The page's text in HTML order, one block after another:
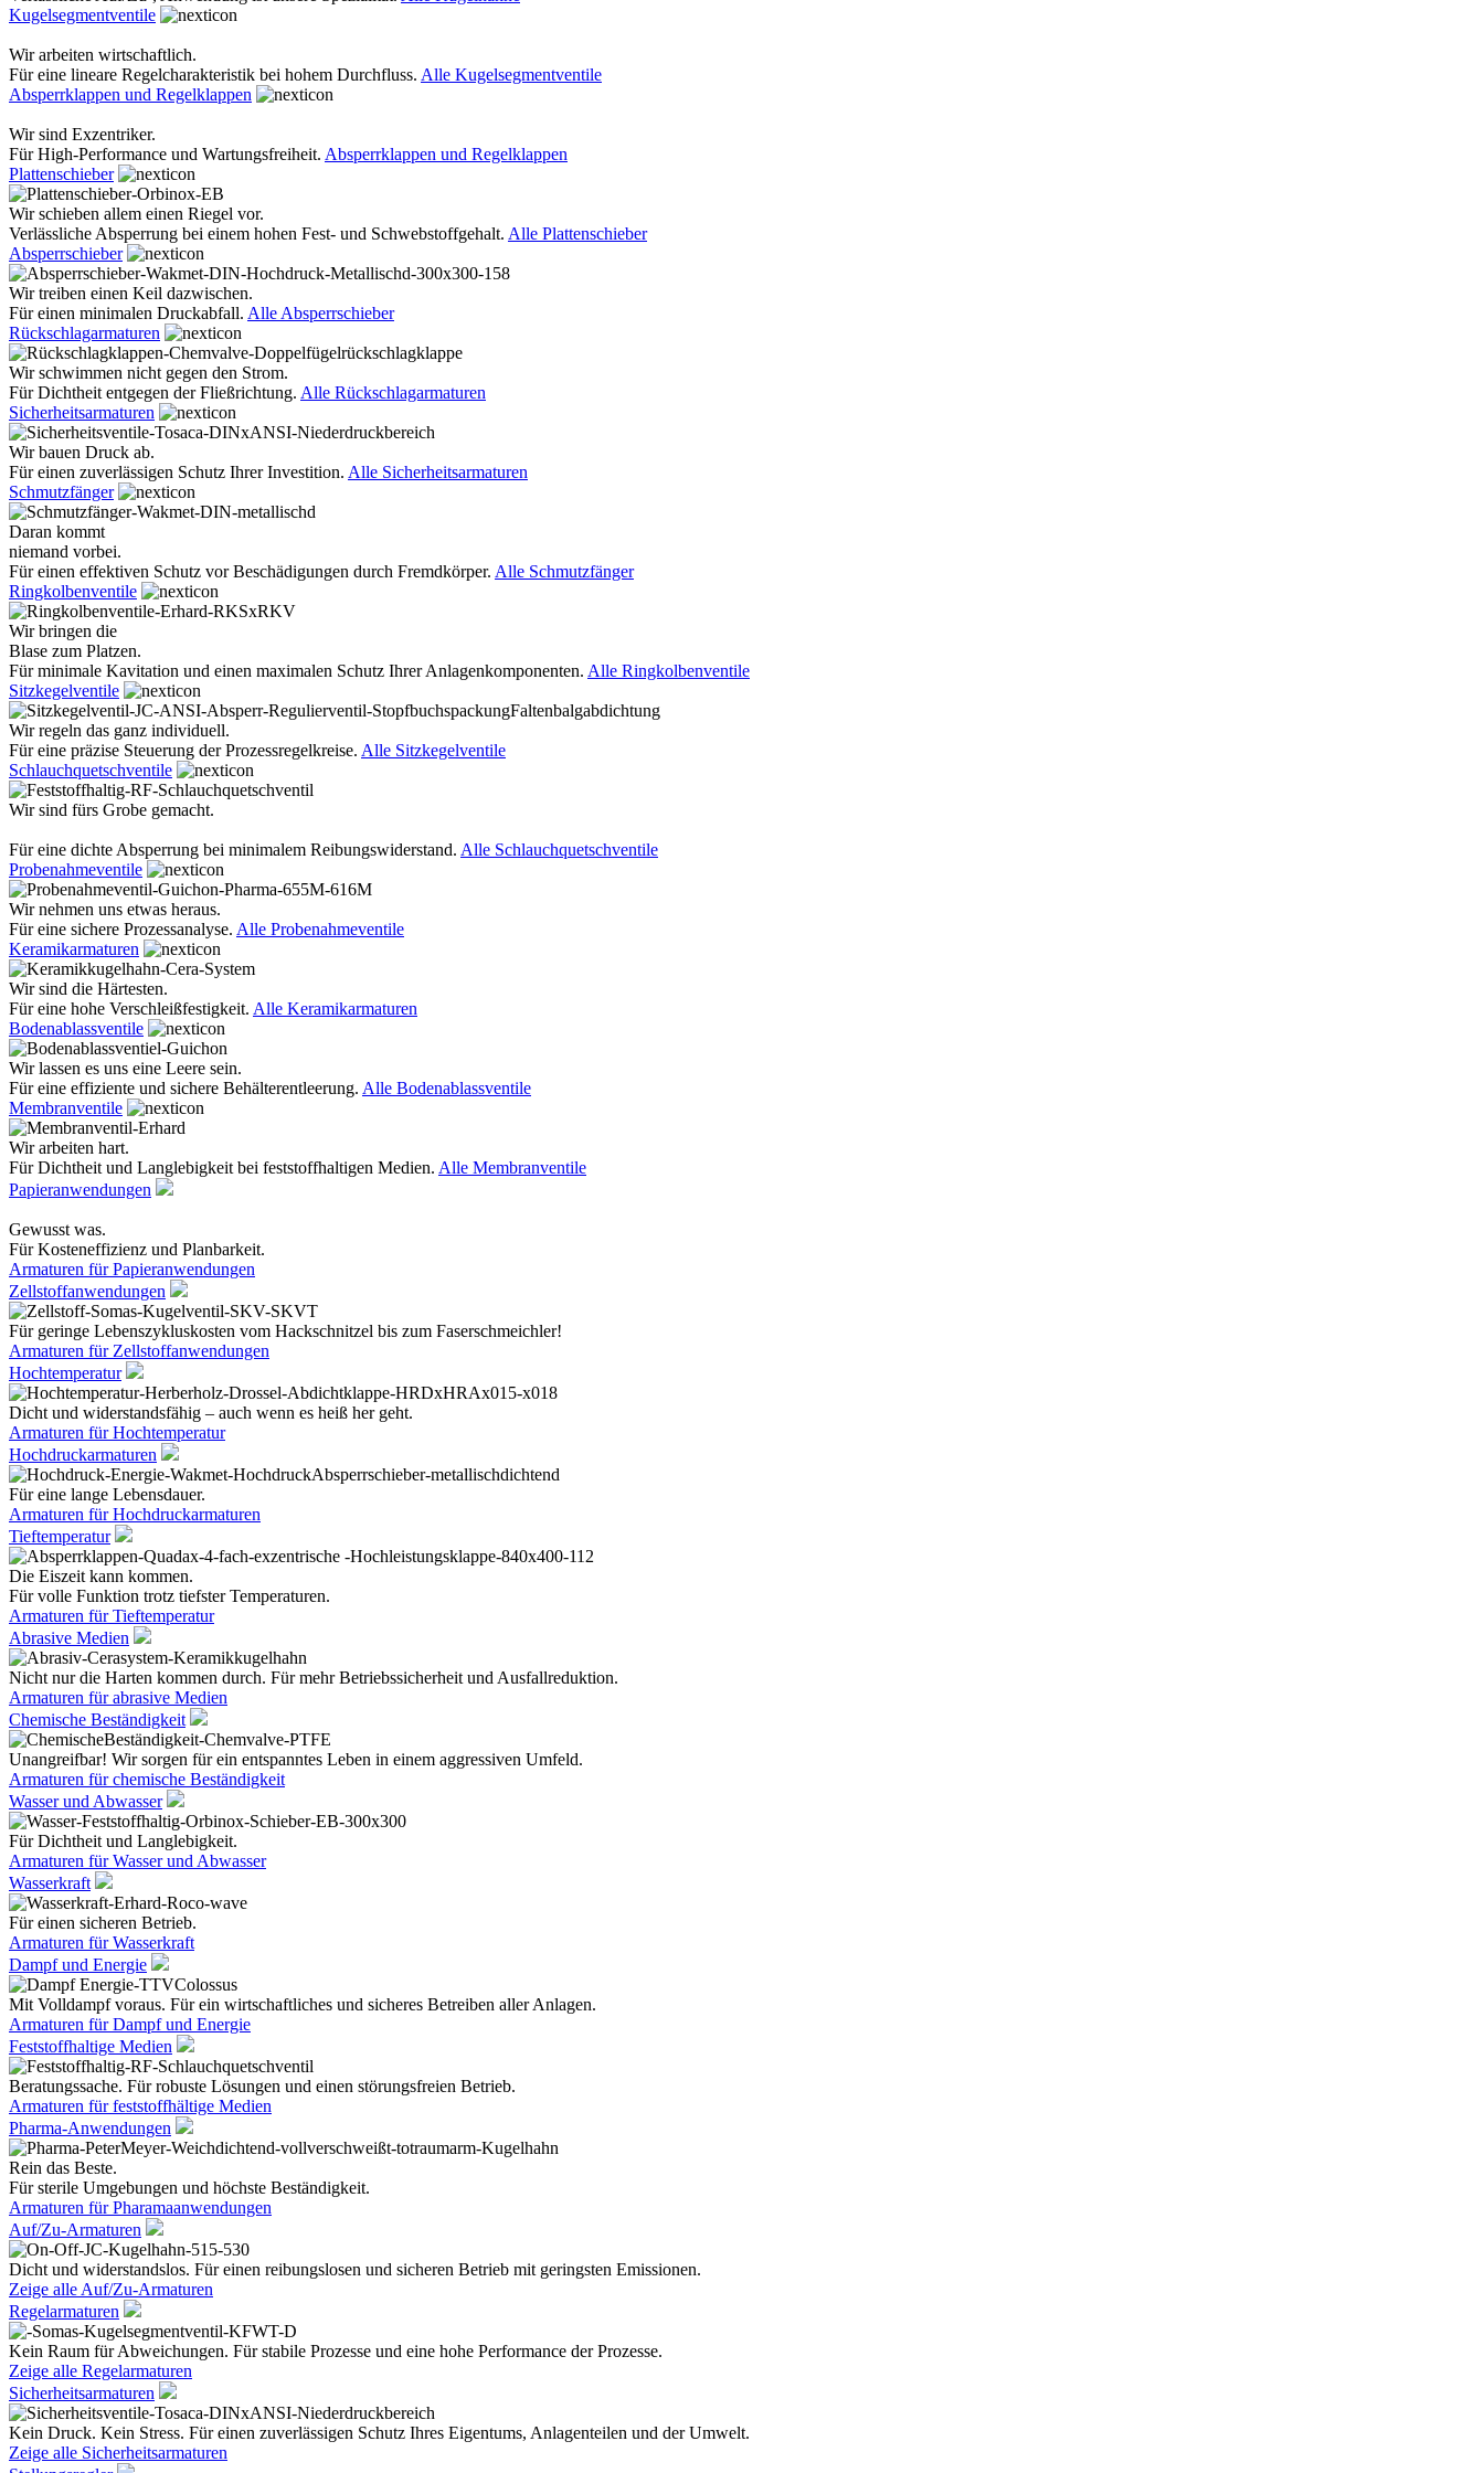
Kugelsegmentventile
Wir arbeiten wirtschaftlich.
Für eine lineare Regelcharakteristik bei hohem Durchfluss. Alle Kugelsegmentventile
Absperrklappen und Regelklappen
Wir sind Exzentriker.
Für High-Performance und Wartungsfreiheit. Absperrklappen und Regelklappen
Plattenschieber
Wir schieben allem einen Riegel vor.
Verlässliche Absperrung bei einem hohen Fest- und Schwebstoffgehalt. Alle Plattenschieber
Absperrschieber
Wir treiben einen Keil dazwischen.
Für einen minimalen Druckabfall. Alle Absperrschieber
Rückschlagarmaturen
Wir schwimmen nicht gegen den Strom.
Für Dichtheit entgegen der Fließrichtung. Alle Rückschlagarmaturen
Sicherheitsarmaturen
Wir bauen Druck ab.
Für einen zuverlässigen Schutz Ihrer Investition. Alle Sicherheitsarmaturen
Schmutzfänger
Daran kommt
niemand vorbei.
Für einen effektiven Schutz vor Beschädigungen durch Fremdkörper. Alle Schmutzfänger
Ringkolbenventile
Wir bringen die
Blase zum Platzen.
Für minimale Kavitation und einen maximalen Schutz Ihrer Anlagenkomponenten. Alle Ringkolbenventile
Sitzkegelventile
Wir regeln das ganz individuell.
Für eine präzise Steuerung der Prozessregelkreise. Alle Sitzkegelventile
Schlauchquetschventile
Wir sind fürs Grobe gemacht.
Für eine dichte Absperrung bei minimalem Reibungswiderstand. Alle Schlauchquetschventile
Probenahmeventile
Wir nehmen uns etwas heraus.
Für eine sichere Prozessanalyse. Alle Probenahmeventile
Keramikarmaturen
Wir sind die Härtesten.
Für eine hohe Verschleißfestigkeit. Alle Keramikarmaturen
Bodenablassventile
Wir lassen es uns eine Leere sein.
Für eine effiziente und sichere Behälterentleerung. Alle Bodenablassventile
Membranventile
Wir arbeiten hart.
Für Dichtheit und Langlebigkeit bei feststoffhaltigen Medien. Alle Membranventile
Papieranwendungen
Gewusst was.
Für Kosteneffizienz und Planbarkeit.
Armaturen für Papieranwendungen
Zellstoffanwendungen
Für geringe Lebenszykluskosten vom Hackschnitzel bis zum Faserschmeichler!
Armaturen für Zellstoffanwendungen
Hochtemperatur
Dicht und widerstandsfähig – auch wenn es heiß her geht.
Armaturen für Hochtemperatur
Hochdruckarmaturen
Für eine lange Lebensdauer.
Armaturen für Hochdruckarmaturen
Tieftemperatur
Die Eiszeit kann kommen.
Für volle Funktion trotz tiefster Temperaturen.
Armaturen für Tieftemperatur
Abrasive Medien
Nicht nur die Harten kommen durch. Für mehr Betriebssicherheit und Ausfallreduktion.
Armaturen für abrasive Medien
Chemische Beständigkeit
Unangreifbar! Wir sorgen für ein entspanntes Leben in einem aggressiven Umfeld.
Armaturen für chemische Beständigkeit
Wasser und Abwasser
Für Dichtheit und Langlebigkeit.
Armaturen für Wasser und Abwasser
Wasserkraft
Für einen sicheren Betrieb.
Armaturen für Wasserkraft
Dampf und Energie
Mit Volldampf voraus. Für ein wirtschaftliches und sicheres Betreiben aller Anlagen.
Armaturen für Dampf und Energie
Feststoffhaltige Medien
Beratungssache. Für robuste Lösungen und einen störungsfreien Betrieb.
Armaturen für feststoffhältige Medien
Pharma-Anwendungen
Rein das Beste.
Für sterile Umgebungen und höchste Beständigkeit.
Armaturen für Pharamaanwendungen
Auf/Zu-Armaturen
Dicht und widerstandslos. Für einen reibungslosen und sicheren Betrieb mit geringsten Emissionen.
Zeige alle Auf/Zu-Armaturen
Regelarmaturen
Kein Raum für Abweichungen. Für stabile Prozesse und eine hohe Performance der Prozesse.
Zeige alle Regelarmaturen
Sicherheitsarmaturen
Kein Druck. Kein Stress. Für einen zuverlässigen Schutz Ihres Eigentums, Anlagenteilen und der Umwelt.
Zeige alle Sicherheitsarmaturen